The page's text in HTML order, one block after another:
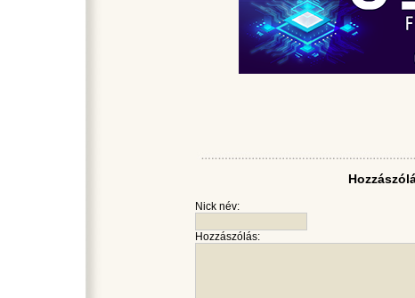
Nick név:
Hozzászólás: